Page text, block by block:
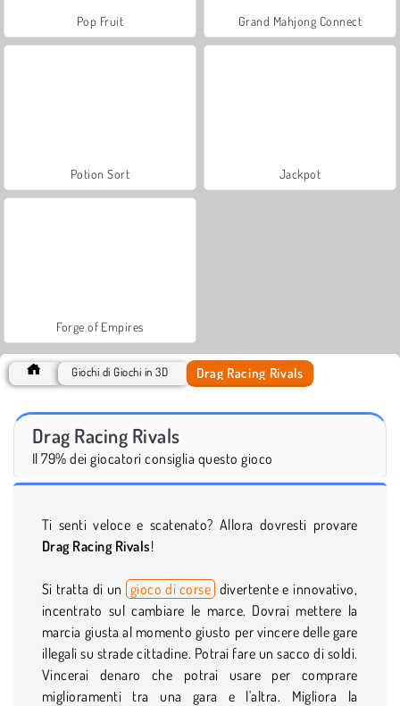
Pop Fruit Grand Mahjong Connect
Potion Sort Jackpot
Forge of Empires
Giochi di Giochi in 3D Drag Racing Rivals
Drag Racing Rivals
Il 79% dei giocatori consiglia questo gioco
Ti senti veloce e scatenato? Allora dovresti provare
Drag Racing Rivals!
Si tratta di un gioco di corse divertente e innovativo,
incentrato sul cambiare le marce. Dovrai mettere la
marcia giusta al momento giusto per vincere delle gare
illegali su strade cittadine. Potrai fare un sacco di soldi.
Vincerai denaro che potrai usare per comprare
miglioramenti tra una gara e l'altra. Migliora la